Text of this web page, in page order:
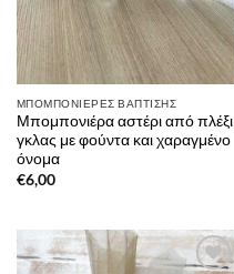
ΜΠΟΜΠΟΝΙΈΡΕΣ ΒΆΠΤΙΣΗΣ
Μπομπονιέρα αστέρι από πλέξι
γκλας με φούντα και χαραγμένο
όνομα
€6,00